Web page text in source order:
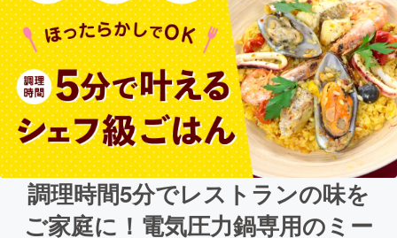
調理時間5分でレストランの味を
ご家庭に！電気圧力鍋専用のミー